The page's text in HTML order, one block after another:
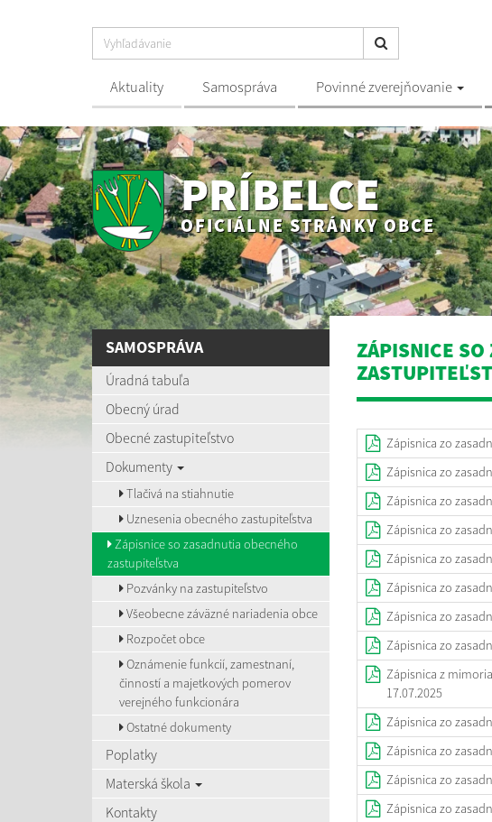
Aktuality Samospráva Povinné zverejňovanie
PRÍBELCE
OFICIÁLNE STRÁNKY OBCE
SAMOSPRÁVA
Úradná tabuľa
Obecný úrad
Obecné zastupiteľstvo
Dokumenty
Tlačivá na stiahnutie
Uznesenia obecného zastupiteľstva
Zápisnice so zasadnutia obecného
zastupiteľstva
Pozvánky na zastupiteľstvo
Všeobecne záväzné nariadenia obce
Rozpočet obce
Oznámenie funkcií, zamestnaní,
činností a majetkových pomerov
verejného funkcionára
Ostatné dokumenty
Poplatky
Materská škola
Kontakty
ZÁPISNICE
Zápisnica zo
Zápisnica zo
Zápisnica zo
Zápisnica zo
Zápisnica zo
Zápisnica zo
Zápisnica zo
Zápisnica zo
Zápisnica z
17.07.2025
Zápisnica zo
Zápisnica zo
Zápisnica zo
Zápisnica zo